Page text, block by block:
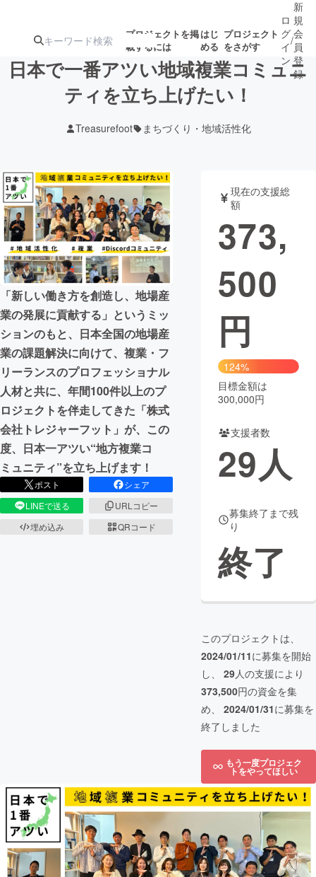
プロジェクトを掲
載するには
はじ
める
プロジェクト
をさがす
ターン
ジェクト
募集終了が近いプ
ロジェクト
アート・写真 音楽
テクノロジー・ガジェット ゲーム・サ
映像・映画
ビジネス・起業
まちづくり・地域活性化
CAMPFIRE for Social Good
CAMPFIRE Creation
CAMPFIREふるさと納税machi-ya コミュニティ
ロ
グ
イ
ン
/
新
規
会
員
登
録
日本で一番アツい地域複業コミュニ
ティを立ち上げたい！
Treasurefoot まちづくり・地域活性化
「新しい働き方を創造し、地場産
業の発展に貢献する」というミッ
ションのもと、日本全国の地場産
業の課題解決に向けて、複業・フ
リーランスのプロフェッショナル
人材と共に、年間100件以上のプ
ロジェクトを伴走してきた「株式
会社トレジャーフット」が、この
度、日本一アツい“地方複業コ
ミュニティ”を立ち上げます！
ポスト
シェア
LINEで送る
URLコピー
埋め込み
QRコード
現在の支援総
額
373,
500
円
124%
目標金額は
300,000円
支援者数
29人
募集終了まで残
り
終了
このプロジェクトは、
2024/01/11に募集を開始
し、 29人の支援により
373,500円の資金を集
め、 2024/01/31に募集を
終了しました
もう一度プロジェク
トをやってほしい